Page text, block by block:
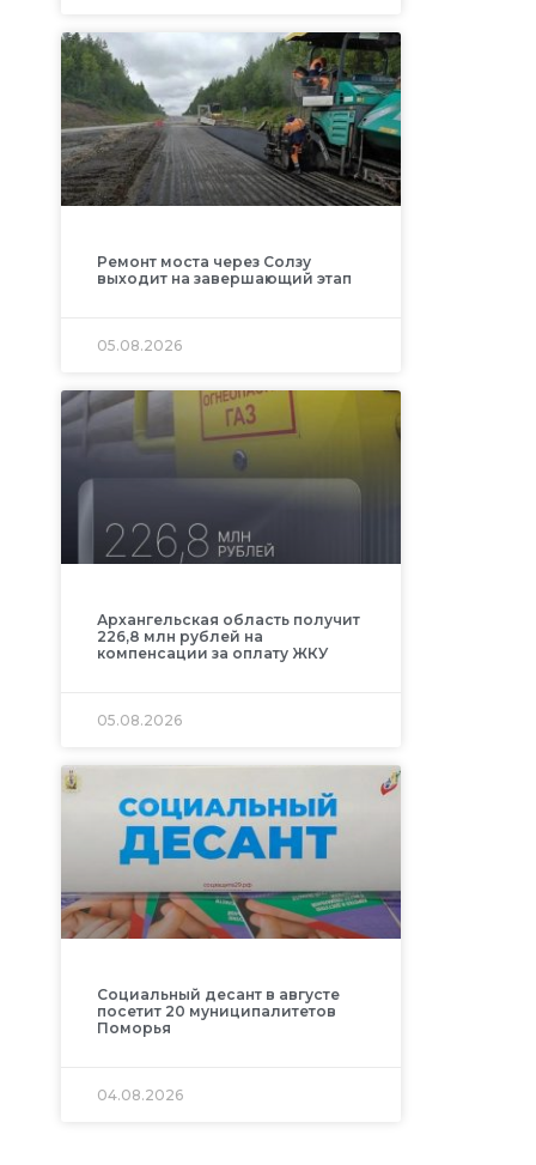
Ремонт моста через Солзу
выходит на завершающий этап
05.08.2026
Архангельская область получит
226,8 млн рублей на
компенсации за оплату ЖКУ
05.08.2026
Социальный десант в августе
посетит 20 муниципалитетов
Поморья
04.08.2026